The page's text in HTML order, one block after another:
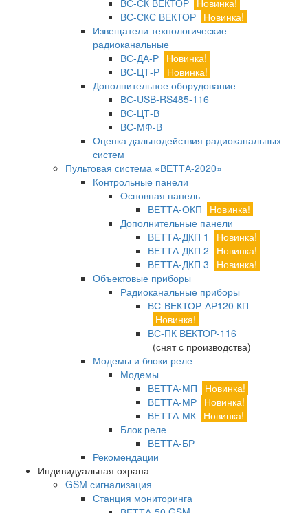
ВС-СК ВЕКТОР Новинка!
ВС-СКС ВЕКТОР Новинка!
Извещатели технологические
радиоканальные
ВС-ДА-Р Новинка!
ВС-ЦТ-Р Новинка!
Дополнительное оборудование
ВС-USB-RS485-116
ВС-ЦТ-В
ВС-МФ-В
Оценка дальнодействия радиоканальных
систем
Пультовая система «ВЕТТА-2020»
Контрольные панели
Основная панель
ВЕТТА-ОКП
Новинка!
Дополнительные панели
ВЕТТА-ДКП 1
Новинка!
ВЕТТА-ДКП 2
Новинка!
ВЕТТА-ДКП 3
Новинка!
Объектовые приборы
Радиоканальные приборы
ВС-ВЕКТОР-АР120 КП
Новинка!
ВС-ПК ВЕКТОР-116
(снят с производства)
Модемы и блоки реле
Модемы
ВЕТТА-МП
Новинка!
ВЕТТА-МР Новинка!
ВЕТТА-МК Новинка!
Блок реле
ВЕТТА-БР
Рекомендации
Индивидуальная охрана
GSM сигнализация
Станция мониторинга